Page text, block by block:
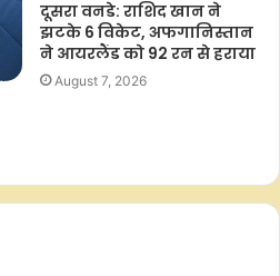
दूसरा वनडे: राशिद खान ने
झटके 6 विकेट, अफगानिस्तान
ने आयरलैंड को 92 रन से हराया
August 7, 2026